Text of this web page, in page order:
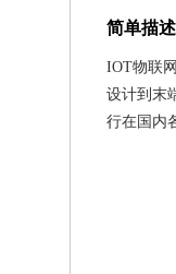
简单描述
IOT物联
设计到末
行在国内